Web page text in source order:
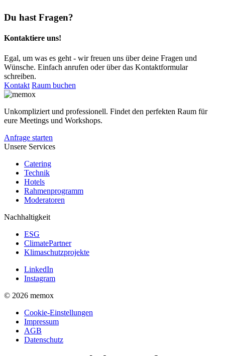
Du hast Fragen?
Kontaktiere uns!
Egal, um was es geht - wir freuen uns über deine Fragen und
Wünsche. Einfach anrufen oder über das Kontaktformular
schreiben.
Kontakt Raum buchen
Unkompliziert und professionell. Findet den perfekten Raum für
eure Meetings und Workshops.
Anfrage starten
Unsere Services
Catering
Technik
Hotels
Rahmenprogramm
Moderatoren
Nachhaltigkeit
ESG
ClimatePartner
Klimaschutzprojekte
LinkedIn
Instagram
© 2026 memox
Cookie-Einstellungen
Impressum
AGB
Datenschutz